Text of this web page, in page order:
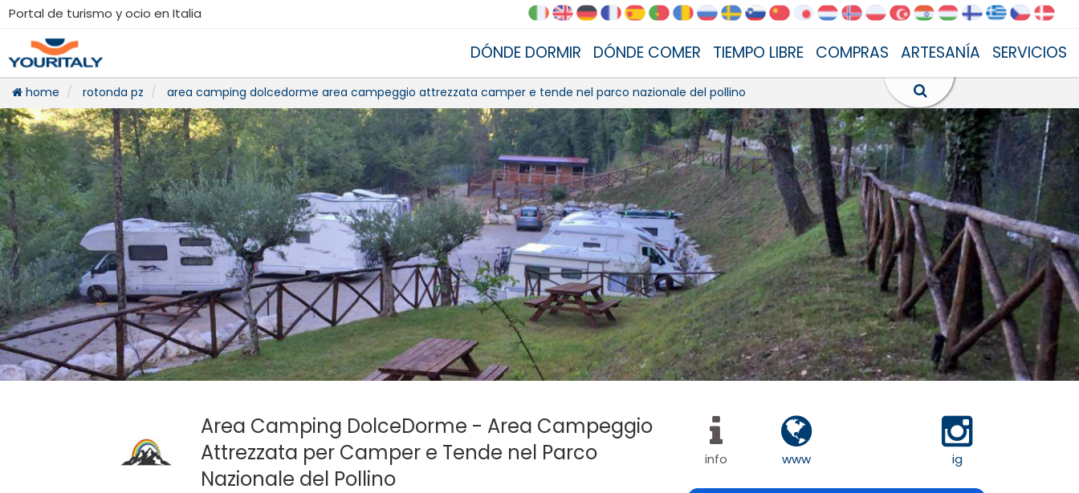
Portal de turismo y ocio en Italia
DÓNDE DORMIR DÓNDE COMER TIEMPO LIBRE COMPRAS ARTESANÍA SERVICIOS
home rotonda pz area camping dolcedorme area campeggio attrezzata camper e tende nel parco nazionale del pollino
Area Camping DolceDorme - Area Campeggio
Attrezzata per Camper e Tende nel Parco
Nazionale del Pollino
info www ig